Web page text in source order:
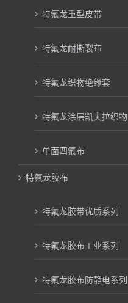
特氟龙重型皮带
特氟龙耐撕裂布
特氟龙织物绝缘套
特氟龙涂层凯夫拉织物
单面四氟布
特氟龙胶布
特氟龙胶带优质系列
特氟龙胶布工业系列
特氟龙胶布防静电系列